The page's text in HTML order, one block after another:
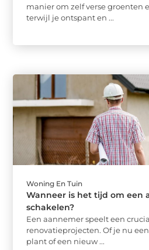
manier om zelf verse groenten
terwijl je ontspant en ...
Woning En Tuin
Wanneer is het tijd om een
schakelen?
Een aannemer speelt een
renovatieprojecten. Of je nu
plant of een nieuw ...